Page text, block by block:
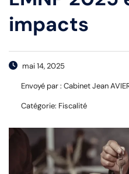
impacts
mai 14, 2025
Envoyé par : Cabinet Jean
Catégorie: Fiscalité